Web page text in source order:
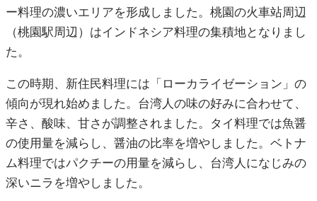
ー料理の濃いエリアを形成しました。桃園の火車站周辺
（桃園駅周辺）はインドネシア料理の集積地となりまし
た。
この時期、新住民料理には「ローカライゼーション」の
傾向が現れ始めました。台湾人の味の好みに合わせて、
辛さ、酸味、甘さが調整されました。タイ料理では魚醤
の使用量を減らし、醤油の比率を増やしました。ベトナ
ム料理ではパクチーの用量を減らし、台湾人になじみの
深いニラを増やしました。